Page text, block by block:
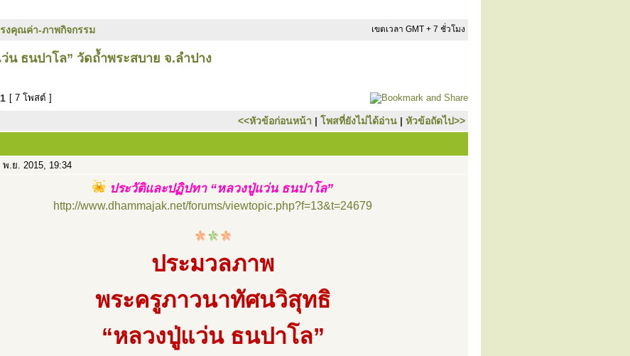
งคุณค่า-ภาพกิจกรรม เขตเวลา GMT + 7 ชั่วโมง
น ธนปาโล” วัดถ้ำพระสบาย จ.ลำปาง
1 [ 7 โพสต์ ]
<<หัวข้อก่อนหน้า | โพสที่ยังไม่ได้อ่าน | หัวข้อถัดไป>>
พ.ย. 2015, 19:34
ประวัติและปฏิปทา “หลวงปู่แว่น ธนปาโล”
http://www.dhammajak.net/forums/viewtopic.php?f=13&t=24679
ประมวลภาพ
พระครูภาวนาทัศนวิสุทธิ
“หลวงปู่แว่น ธนปาโล”